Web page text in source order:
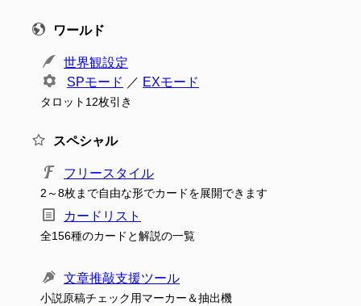
ワールド
世界観設定
SPモード ／ EXモード
タロット12枚引き
スペシャル
フリースタイル
2～8枚まで自由な形でカードを展開できます
カードリスト
全156種のカードと解説の一覧
文章推敲支援ツール
小説原稿チェック用マーカー＆抽出機